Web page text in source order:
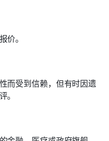
价。
而受到信赖，但有时因遗
。